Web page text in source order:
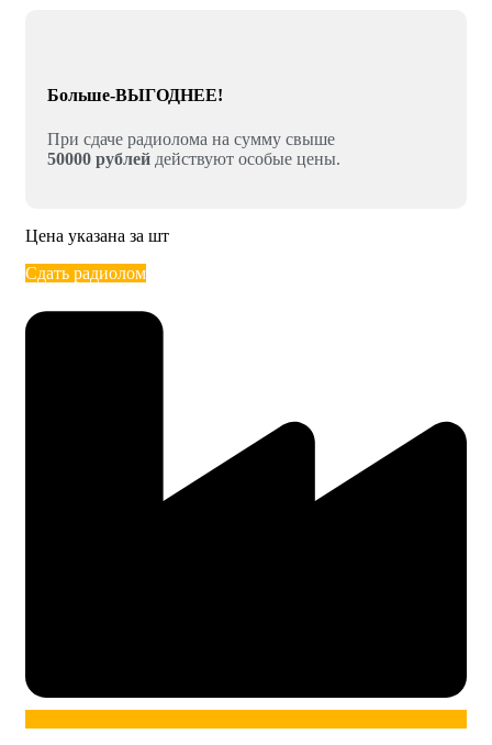
Больше-ВЫГОДНЕЕ!
При сдаче радиолома на сумму свыше
50000 рублей действуют особые цены.
Цена указана за шт
Сдать радиолом